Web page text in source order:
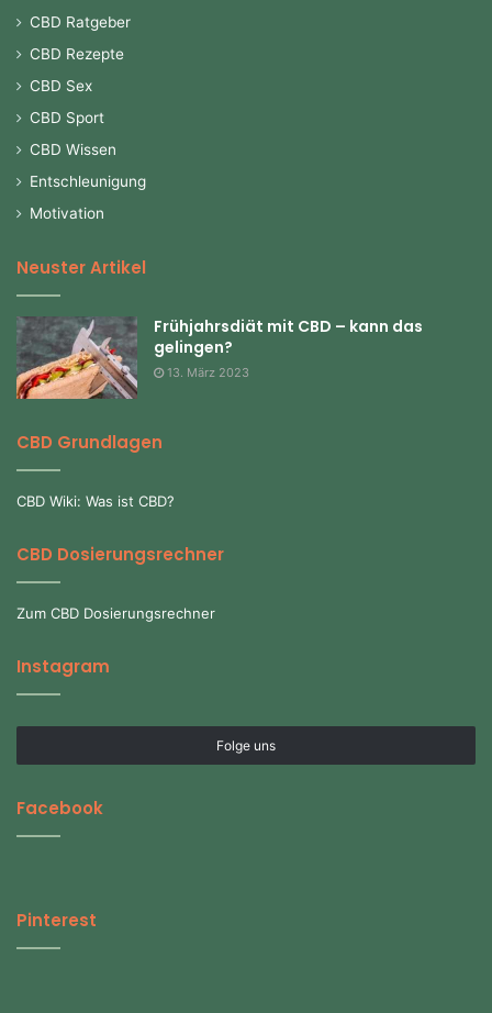
CBD Ratgeber
CBD Rezepte
CBD Sex
CBD Sport
CBD Wissen
Entschleunigung
Motivation
Neuster Artikel
Frühjahrsdiät mit CBD – kann das
gelingen?
13. März 2023
CBD Grundlagen
CBD Wiki: Was ist CBD?
CBD Dosierungsrechner
Zum CBD Dosierungsrechner
Instagram
Folge uns
Facebook
Pinterest